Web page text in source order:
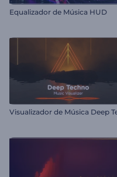
Equalizador de Música HUD